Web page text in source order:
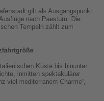
gilt als Ausgangspunkt
nach Paestum. Die
Tempeln zählt zum
Küste bis hinunter
inmitten spektakulärer
viel mediterranem Charme“,